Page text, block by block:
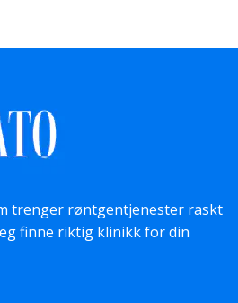
trenger røntgentjenester raskt
finne riktig klinikk for din